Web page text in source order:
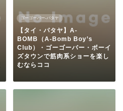
ゴーゴーバー-パタヤ
【タイ・パタヤ】A-
BOMB（A-Bomb Boy’s
Club）・ゴーゴーバー・ボーイ
ズタウンで筋肉系ショーを楽し
むならココ